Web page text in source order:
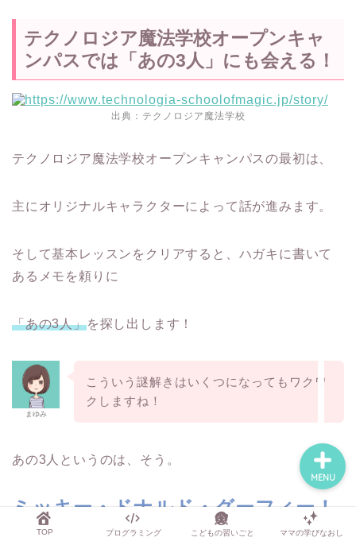
テクノロジア魔法学校オープンキャ
ンパスでは「あの3人」にも会える！
出典： テクノロジア魔法学校
テクノロジア魔法学校オープンキャンパスの最初は、
主にオリジナルキャラクターによって話が進みます。
そして基本レッスンをクリアすると、ハガキに書いて
あるメモを頼りに
「あの3人」を探し出します！
まゆみ
こういう謎解きはいくつになってもワクワ
クしますね！
あの3人というのは、そう。
ミッキー・ドナルド・グーフィー！
TOP プログラミング こどもの習いごと ママの学びなおし
MENU
TOP
ママの学びなおし